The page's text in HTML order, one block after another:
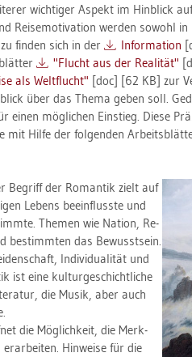
wich­ti­ger As­pekt im Hin­blick
Rei­se­mo­ti­va­ti­on wer­den so­wohl
fin­den sich in der
In­for­ma­ti­on
"Flucht aus der Rea­li­tät"
als Welt­flucht" [doc] [62 KB] zur
über das Thema geben soll.
mög­li­chen Ein­stieg. Diese
mit Hilfe der fol­gen­den
Be­griff der Ro­man­tik zielt auf
Le­bens be­ein­fluss­te und
The­men wie Na­ti­on, Re­
be­stimm­ten das Be­wusst­sein.
In­di­vi­dua­li­tät und
ist eine kul­tur­ge­schicht­li­che
die Musik, aber auch
die Mög­lich­keit, die Merk­
Hin­wei­se für die